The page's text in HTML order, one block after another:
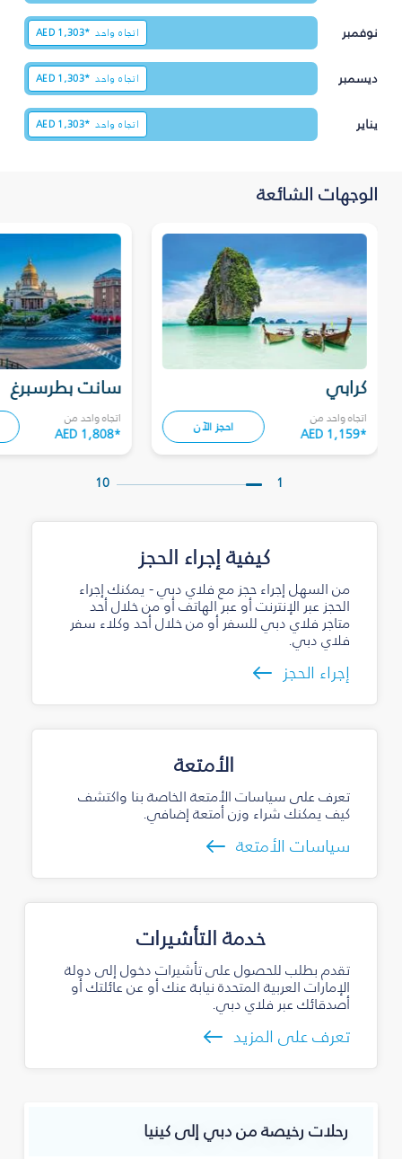
نوفمبر اتجاه واحد AED 1,303*
ديسمبر اتجاه واحد AED 1,303*
يناير اتجاه واحد AED 1,303*
الوجهات الشائعة
سانت بطرسبرغ
اتجاه واحد من
AED 1,808*
كرابي
اتجاه واحد من
AED 1,159* احجز الآن
10 1
كيفية إجراء الحجز
من السهل إجراء حجز مع فلاي دبي - يمكنك إجراء
الحجز عبر الإنترنت أو عبر الهاتف أو من خلال أحد
متاجر فلاي دبي للسفر أو من خلال أحد وكلاء سفر
فلاي دبي.
إجراء الحجز
الأمتعة
تعرف على سياسات الأمتعة الخاصة بنا واكتشف
كيف يمكنك شراء وزن أمتعة إضافي.
سياسات الأمتعة
خدمة التأشيرات
تقدم بطلب للحصول على تأشيرات دخول إلى دولة
الإمارات العربية المتحدة نيابة عنك أو عن عائلتك أو
أصدقائك عبر فلاي دبي.
تعرف على المزيد
رحلات رخيصة من دبي إلى كينيا